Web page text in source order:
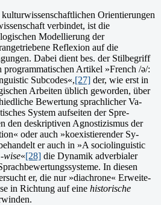
Orientierungen
verbindet, ist die
Model­lierung der
Reflexion auf die
Dabei dient bes. der Stilbegriff
pro­grammatischen Artikel »French /ə/:
Subcodes«,[27] der, wie erst in
Arbeiten üblich geworden, über
Bewertung sprachlicher Va­
System aufseiten der Spre­
den deskriptiven Agnostizismus der
oder auch »koexistierender Sy­
er auch in »A sociolinguistic
wise«[28] die Dynamik adverbialer
In diesen
er, die nur »diachrone« Erweite­
in Richtung auf eine historische